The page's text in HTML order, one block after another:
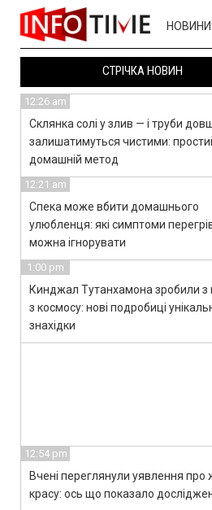
НОВИНИ
СТРІЧКА НОВИН
12:26 am
Склянка солі у злив — і труби
залишатимуться чистими:
домашній метод
12:21 am
Спека може вбити домашнього
улюбленця: які симптоми
можна ігнорувати
1:00 pm
Кинджал Тутанхамона зробили з
з космосу: нові подробиці
знахідки
12:54 pm
Вчені переглянули уявлення про
красу: ось що показало